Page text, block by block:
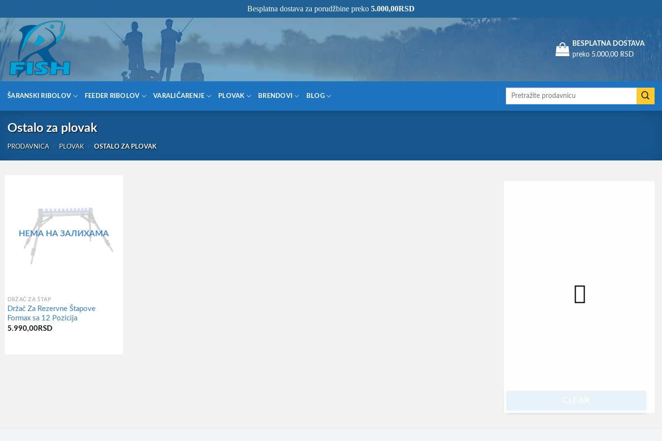
to
content
- KOMPLETNA RIBOLOVAČKA OPREMA NA JEDNOM MESTU!
BESPLATNA DOSTAVA
preko 5.000,00 RSD
ŠARANSKI RIBOLOV FEEDER RIBOLOV VARALIČARENJE PLOVAK BRENDOVI BLOG
Претрага
Ostalo za plovak
PRODAVNICA / PLOVAK / OSTALO ZA PLOVAK
НЕМА НА ЗАЛИХАМА
DRŽAČ ZA ŠTAP
Držač Za Rezervne Štapove
Formax sa 12 Pozicija
5.990,00 RSD
Besplatna dostava za porudžbine preko 5.000,00RSD